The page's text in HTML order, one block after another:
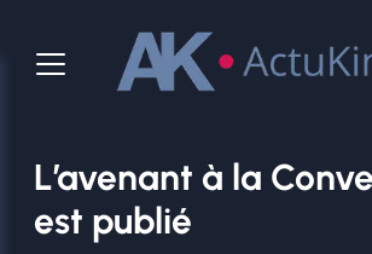
contenu
L’avenant à la
est publié